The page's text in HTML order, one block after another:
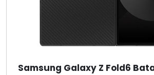
Samsung Galaxy Z Fold6